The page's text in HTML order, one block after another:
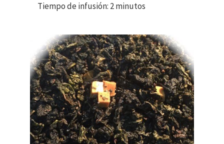
Tiempo de infusión: 2 minutos